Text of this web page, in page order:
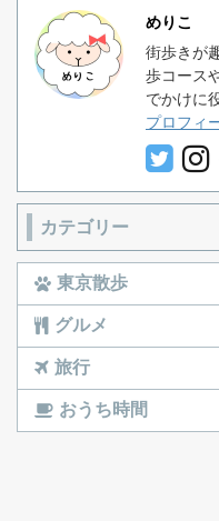
めりこ
街歩きが
歩コース
でかけに
プロフィ
カテゴリー
東京散歩
グルメ
旅行
おうち時間